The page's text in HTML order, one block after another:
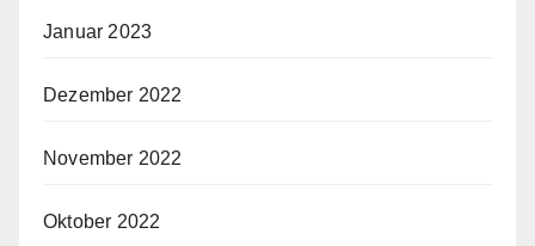
Januar 2023
Dezember 2022
November 2022
Oktober 2022